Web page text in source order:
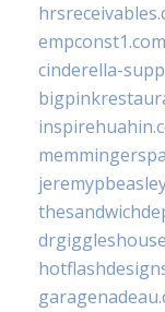
empconst1.com
cinderella-